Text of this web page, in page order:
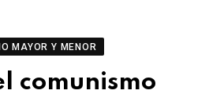
MAYOR Y MENOR
comunismo